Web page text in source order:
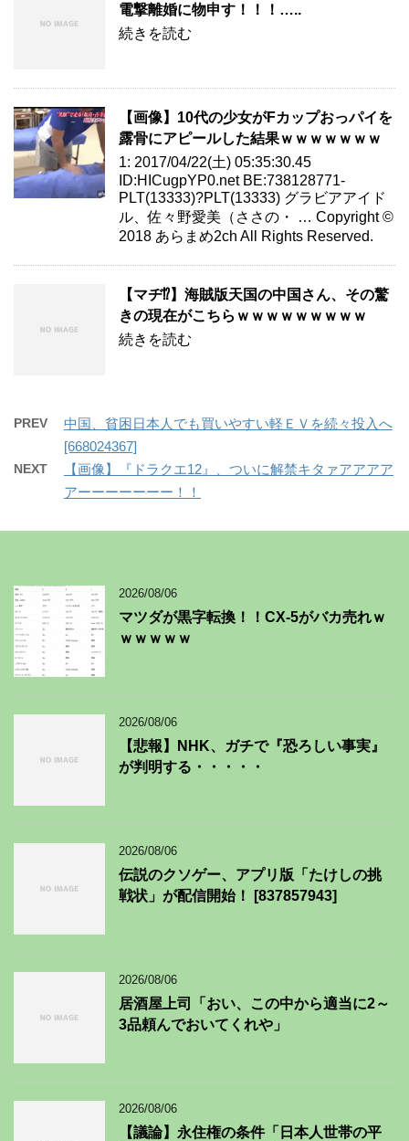
電撃離婚に物申す！！！…..
続きを読む
【画像】10代の少女がFカップおっパイを
露骨にアピールした結果ｗｗｗｗｗｗｗ
1: 2017/04/22(土) 05:35:30.45
ID:HICugpYP0.net BE:738128771-
PLT(13333)?PLT(13333) グラビアアイド
ル、佐々野愛美（ささの・ … Copyright ©
2018 あらまめ2ch All Rights Reserved.
【マヂ⁉】海賊版天国の中国さん、その驚
きの現在がこちらｗｗｗｗｗｗｗｗｗ
続きを読む
PREV
中国、貧困日本人でも買いやすい軽ＥＶを続々投入へ
[668024367]
NEXT
【画像】『ドラクエ12』、ついに解禁キタァアアアア
アーーーーーーー！！
2026/08/06
マツダが黒字転換！！CX-5がバカ売れｗ
ｗｗｗｗｗ
2026/08/06
【悲報】NHK、ガチで『恐ろしい事実』
が判明する・・・・・
2026/08/06
伝説のクソゲー、アプリ版「たけしの挑
戦状」が配信開始！ [837857943]
2026/08/06
居酒屋上司「おい、この中から適当に2～
3品頼んでおいてくれや」
2026/08/06
【議論】永住権の条件「日本人世帯の平